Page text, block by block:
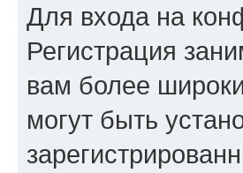
Для входа на
Регистрация
вам более
могут быть